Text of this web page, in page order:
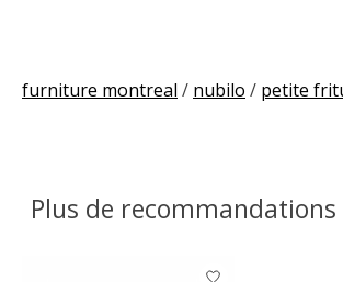
furniture montreal / nubilo / petite
Plus de
Articles du carrousel de produits